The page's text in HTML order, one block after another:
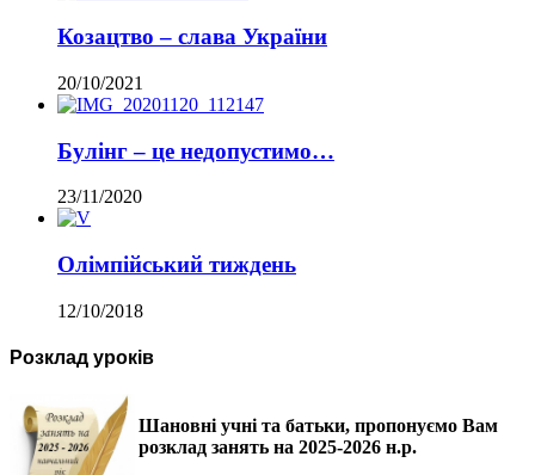
Козацтво – слава України
20/10/2021
Булінг – це недопустимо…
23/11/2020
Олімпійський тиждень
12/10/2018
Розклад уроків
Шановні учні та батьки, пропонуємо Вам
розклад занять на 2025-2026 н.р.